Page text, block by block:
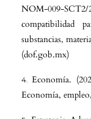
NOM-009-
compatibilidad
substancias,
(dof.gob.mx)
Economía.
Economía,